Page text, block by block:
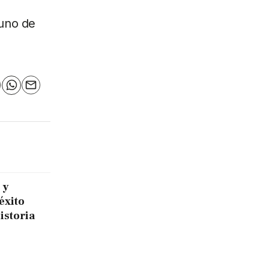
de
WhatsApp
Email
y